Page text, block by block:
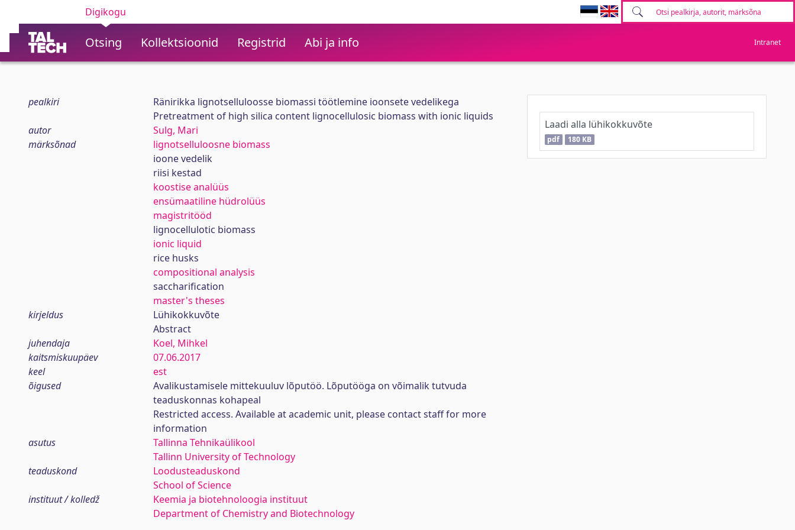
Digikogu
Otsing Kollektsioonid Registrid Abi ja info Intranet
pealkiri
Ränirikka lignotselluloosse biomassi töötlemine ioonsete vedelikega
Pretreatment of high silica content lignocellulosic biomass with ionic liquids
autor
Sulg, Mari
märksõnad
lignotselluloosne biomass
ioone vedelik
riisi kestad
koostise analüüs
ensümaatiline hüdrolüüs
magistritööd
lignocellulotic biomass
ionic liquid
rice husks
compositional analysis
saccharification
master's theses
kirjeldus
Lühikokkuvõte
Abstract
juhendaja
Koel, Mihkel
kaitsmiskuupäev
07.06.2017
keel
est
õigused
Avalikustamisele mittekuuluv lõputöö. Lõputööga on võimalik tutvuda
teaduskonnas kohapeal
Restricted access. Available at academic unit, please contact staff for more
information
asutus
Tallinna Tehnikaülikool
Tallinn University of Technology
teaduskond
Loodusteaduskond
School of Science
instituut / kolledž
Keemia ja biotehnoloogia instituut
Department of Chemistry and Biotechnology
Laadi alla lühikokkuvõte
pdf 180 KB